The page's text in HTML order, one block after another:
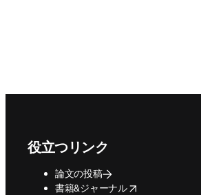
役立つリンク
論文の投稿
書籍&ジャーナル
opens in new tab/window